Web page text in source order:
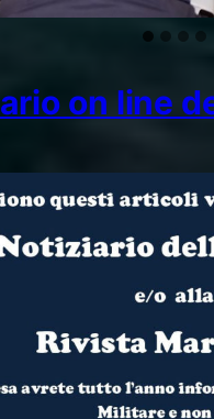
on line